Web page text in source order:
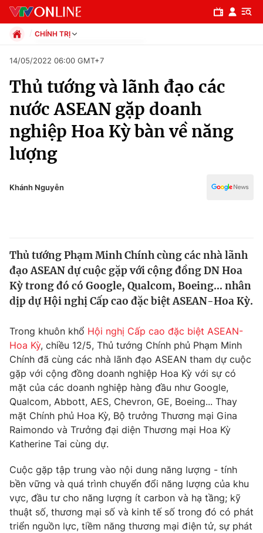
Chuyên mục
Chính trị
Xã hội
Pháp luật
Thế giới
Tin tức
Thế giới đó đây
Câu chuyện quốc tế
Kinh tế
Thị trường
Góc doanh nghiệp
Truyền hình
Phim VTV
Hậu trường
Nhân vật
Khán giả
Giải sao mai
Giải trí
Điện ảnh
Âm nhạc
Đời sống
Du lịch
Làm đẹp
Chất lượng cuộc sống
Tuyển sinh
Học trực tuyến
Công nghệ
Hitech Công nghệ tương lai
Giao lưu trực tuyến
CHÍNH TRỊ
Xã hội
Pháp luật
Thể thao
Truyền hình
Văn hóa - Giải trí
Y tế
Công nghệ
14/05/2022 06:00 GMT+7
Thủ tướng và lãnh đạo các
nước ASEAN gặp doanh
nghiệp Hoa Kỳ bàn về năng
lượng
Khánh Nguyễn
Thủ tướng Phạm Minh Chính cùng các nhà lãnh
đạo ASEAN dự cuộc gặp với cộng đồng DN Hoa
Kỳ trong đó có Google, Qualcom, Boeing… nhân
dịp dự Hội nghị Cấp cao đặc biệt ASEAN-Hoa Kỳ.
Trong khuôn khổ Hội nghị Cấp cao đặc biệt ASEAN-
Hoa Kỳ, chiều 12/5, Thủ tướng Chính phủ Phạm Minh
Chính đã cùng các nhà lãnh đạo ASEAN tham dự cuộc
gặp với cộng đồng doanh nghiệp Hoa Kỳ với sự có
mặt của các doanh nghiệp hàng đầu như Google,
Qualcom, Abbott, AES, Chevron, GE, Boeing... Thay
mặt Chính phủ Hoa Kỳ, Bộ trưởng Thương mại Gina
Raimondo và Trưởng đại diện Thương mại Hoa Kỳ
Katherine Tai cùng dự.
Cuộc gặp tập trung vào nội dung năng lượng - tính
bền vững và quá trình chuyển đổi năng lượng của khu
vực, đầu tư cho năng lượng ít carbon và hạ tầng; kỹ
thuật số, thương mại số và kinh tế số trong đó có phát
triển nguồn lực, tiềm năng thương mại điện tử, sự phát